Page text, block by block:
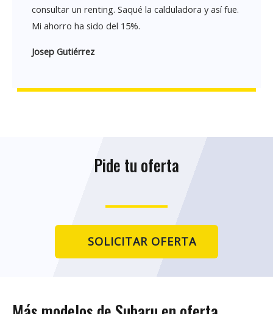
consultar un renting. Saqué la calduladora y así fue.
Mi ahorro ha sido del 15%.
Josep Gutiérrez
Pide tu oferta
SOLICITAR OFERTA